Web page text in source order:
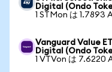
Digital (Ondo
1 STMon は 1.7893
Vanguard Value
Digital (Ondo
1 VTVon は 7.6220